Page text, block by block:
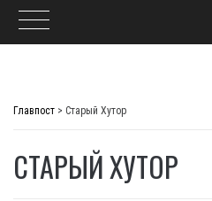
Главпост > Старый Хутор
СТАРЫЙ ХУТОР